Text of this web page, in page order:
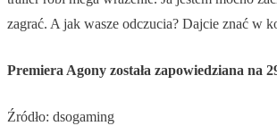
zagrać. A jak wasze odczucia? Dajcie znać w
Premiera Agony została zapowiedziana na
Źródło: dsogaming